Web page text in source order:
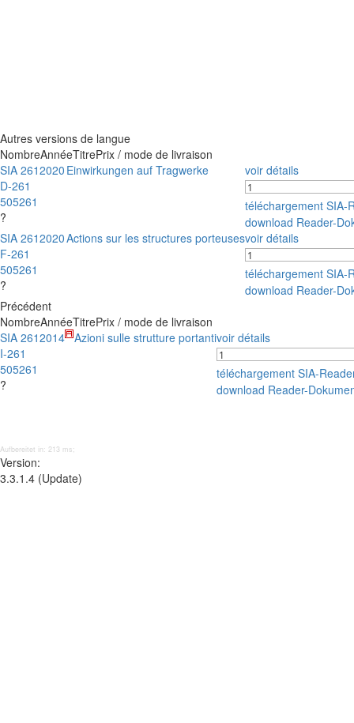
Autres versions de langue
NombreAnnéeTitrePrix / mode de livraison
SIA 261
D-261
505261
?
2020 Einwirkungen auf Tragwerke voir détails
téléchargement SIA-
download Reader-
SIA 261
F-261
505261
?
2020Actions sur les structures porteusesvoir détails
téléchargement SIA-
download Reader-
Précédent
NombreAnnéeTitrePrix / mode de livraison
SIA 261
I-261
505261
?
2014 Azioni sulle strutture portantivoir détails
téléchargement SIA-
download Reader-
Aufbereitet in: 213 ms;
Version:
3.3.1.4 (Update)